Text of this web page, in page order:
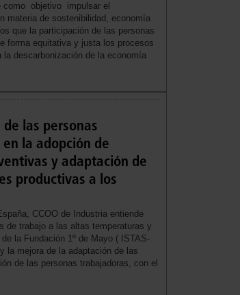
como objetivo impulsar el
materia de sostenibilidad, economía
que la participación de las personas
forma equitativa y justa los procesos
la descarbonización de la economía
las personas
la adopción de
y adaptación de
productivas a los
CCOO de Industria entiende
de trabajo a las altas temperaturas y
la Fundación 1º de Mayo ( ISTAS-
la mejora de la adaptación de las
de las personas trabajadoras, con el